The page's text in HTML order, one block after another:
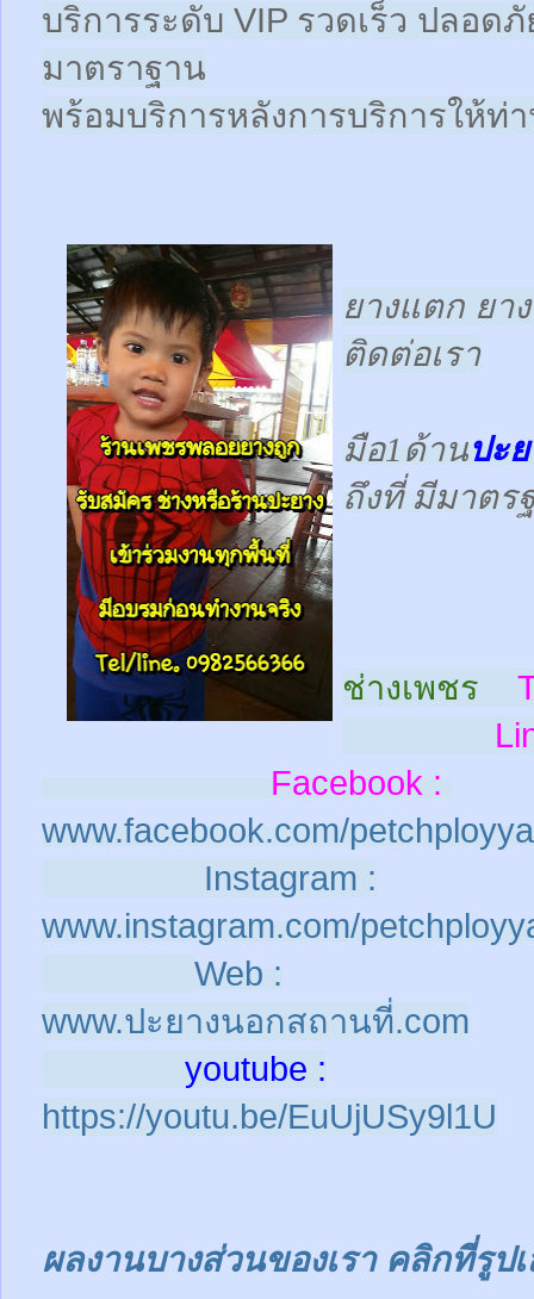
บริการระดับ VIP รวดเร็ว ปลอด
มาตราฐาน
พร้อมบริการหลังการบริการให้ท่
ยางแตก ยา
ติดต่อเรา
มือ1ด้านปะ
ถึงที่ มีมาตร
ช่างเพชร
Facebook :
www.facebook.com/
Instagram :
www.instagram.com/
Web :
www.ปะยางนอกสถานที่.com
youtube :
https://youtu.be/EuUjUSy9l1U
ผลงานบางส่วนของเรา คลิกที่รูป